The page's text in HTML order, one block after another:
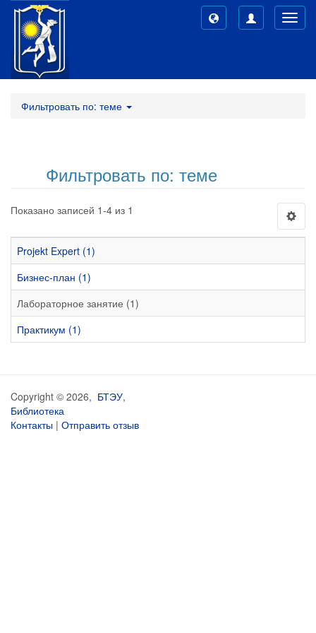
Фильтровать по: теме
Фильтровать по: теме
Показано записей 1-4 из 1
Projekt Expert (1)
Бизнес-план (1)
Лабораторное занятие (1)
Практикум (1)
Copyright © 2026, БТЭУ,
Библиотека
Контакты | Отправить отзыв